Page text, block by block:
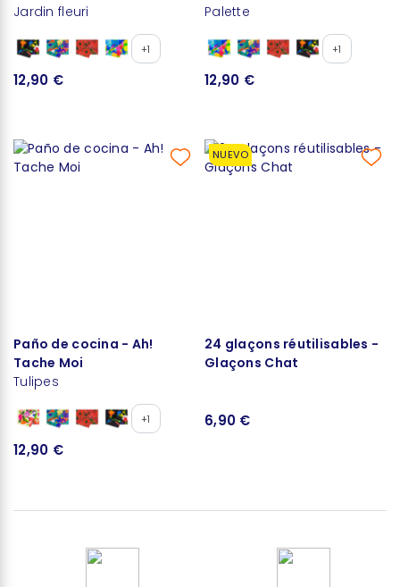
Jardin fleuri
+1
12,90 €
Palette
+1
12,90 €
Paño de cocina - Ah!
Tache Moi
Tulipes
+1
12,90 €
NUEVO
24 glaçons réutilisables -
Glaçons Chat
6,90 €